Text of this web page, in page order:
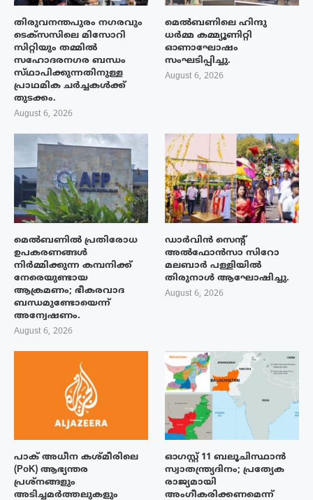
തിരുവനന്തപുരം നഗരവും
ടെക്‌സസിലെ മിസോറി
സിറ്റിയും തമ്മിൽ
സഹോദരനഗര ബന്ധം
സ്‌ഥാപിക്കുന്നതിനുള്ള
പ്രാഥമിക ചർച്ചകൾക്ക്
തുടക്കം.
August 6, 2026
മെൽബണിലെ ഹിന്ദു
ധർമ്മ കമ്മ്യൂണിറ്റി
ഓണാഘോഷം
സംഘടിപ്പിച്ചു.
August 6, 2026
മെൽബണിൽ പ്രതിരോധ
ഉപകരണങ്ങൾ
നിർമ്മിക്കുന്ന കമ്പനിക്ക്
നേരെയുണ്ടായ
ആക്രമണം; ഭീകരവാദ
ബന്ധമുണ്ടോയെന്ന്
അന്വേഷണം.
August 6, 2026
ഡാർവിൻ സെന്റ്
അൽഫോൻസാ സിറോ
മലബാർ പള്ളിയിൽ
തിരുനാൾ ആഘോഷിച്ചു.
August 6, 2026
പാക് അധീന കശ്മീരിലെ
(PoK) ആഭ്യന്തര
പ്രശ്നങ്ങളും
അടിച്ചമർത്തലുകളും
ഓഗസ്റ്റ് 11 ബലൂചിസ്ഥാൻ
സ്വാതന്ത്ര്യദിനം; പ്രത്യേക
രാജ്യമായി
അംഗീകരിക്കണമെന്ന്